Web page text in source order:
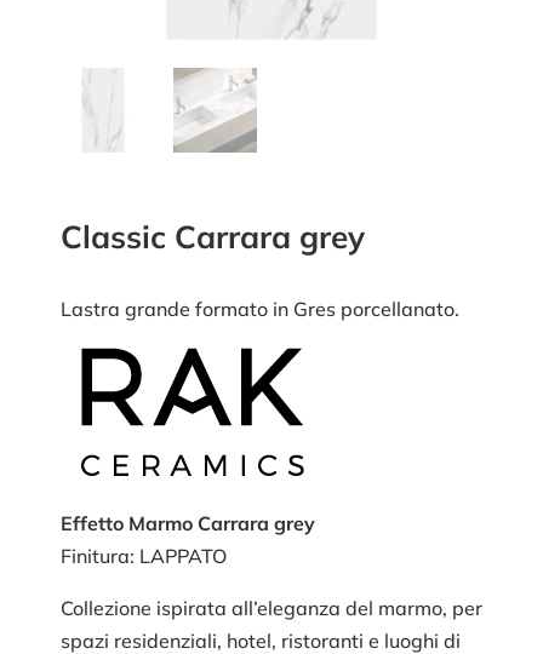
Classic Carrara grey
Lastra grande formato in Gres porcellanato.
Effetto Marmo Carrara grey
Finitura: LAPPATO
Collezione ispirata all’eleganza del marmo, per
spazi residenziali, hotel, ristoranti e luoghi di